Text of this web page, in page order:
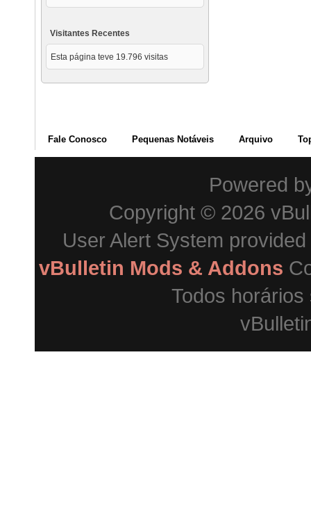
Visitantes Recentes
Esta página teve 19.796 visitas
Fale Conosco Pequenas Notáveis Arquivo
Powered
Copyright © 2026
User Alert System
vBulletin Mods & Addons
Todos